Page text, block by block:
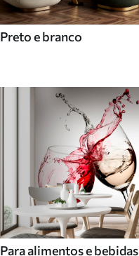
Preto e branco
Para alimentos e bebidas